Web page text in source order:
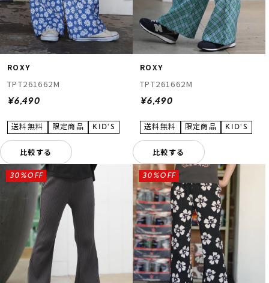
ROXY
TPT261662M
¥6,490
比較する
ROXY
TPT261662M
¥6,490
比較する
30%OFF 30%OFF